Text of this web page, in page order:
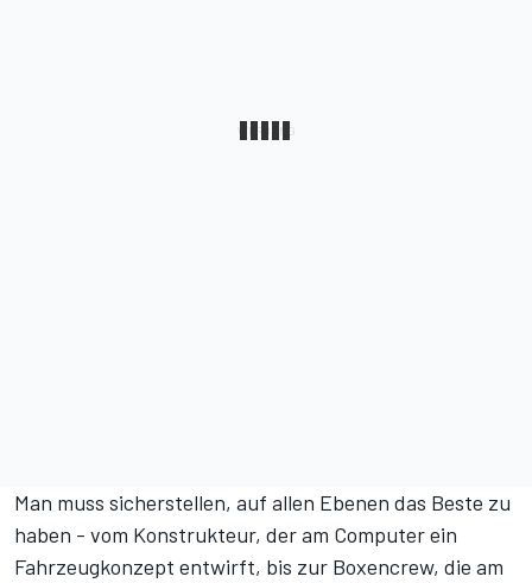
Man muss sicherstellen, auf allen Ebenen das Beste zu
haben - vom Konstrukteur, der am Computer ein
Fahrzeugkonzept entwirft, bis zur Boxencrew, die am